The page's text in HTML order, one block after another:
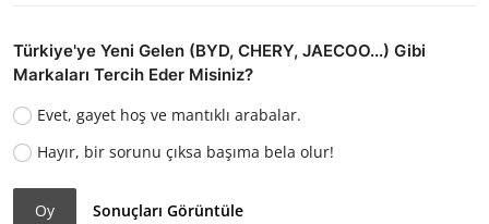
Türkiye'ye Yeni Gelen (BYD, CHERY, JAECOO...) Gibi
Markaları Tercih Eder Misiniz?
Evet, gayet hoş ve mantıklı arabalar.
Hayır, bir sorunu çıksa başıma bela olur!
Oy Sonuçları Görüntüle